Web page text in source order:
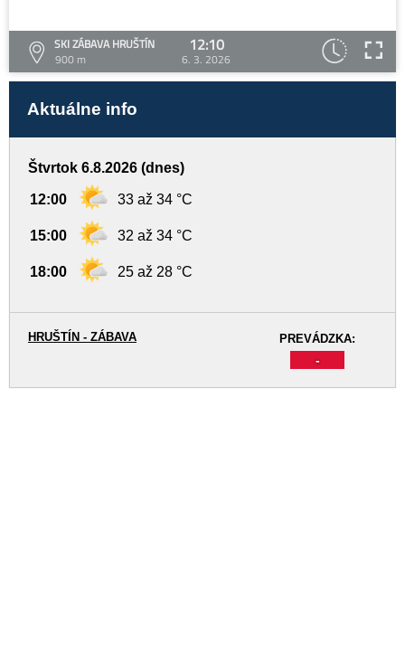
SKI ZÁBAVA HRUŠTÍN
900 m
12:10
6. 3. 2026
Aktuálne info
Štvrtok 6.8.2026 (dnes)
12:00 33 až 34 °C
15:00 32 až 34 °C
18:00 25 až 28 °C
PREVÁDZKA:
-
HRUŠTÍN - ZÁBAVA